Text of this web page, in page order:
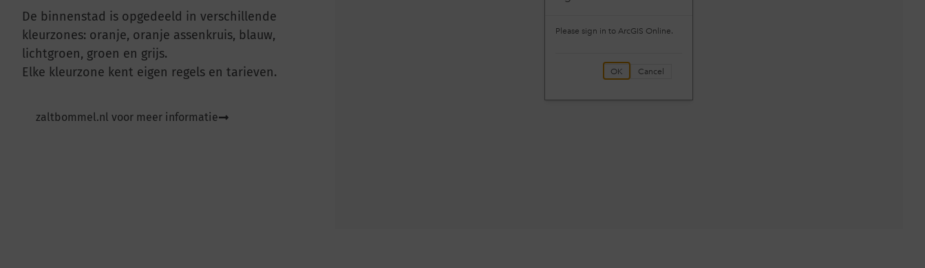
De binnenstad is opgedeeld in verschillende
kleurzones: oranje, oranje assenkruis, blauw,
lichtgroen, groen en grijs.
Elke kleurzone kent eigen regels en tarieven.
zaltbommel.nl voor meer informatie